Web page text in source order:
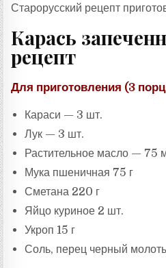
Старорусский рецепт
Карась
рецепт
Для приготовления (3
Караси — 3 шт.
Лук — 3 шт.
Растительное масло — 75
Мука пшеничная 75 г
Сметана 220 г
Яйцо куриное 2 шт.
Укроп 15 г
Соль, перец черный